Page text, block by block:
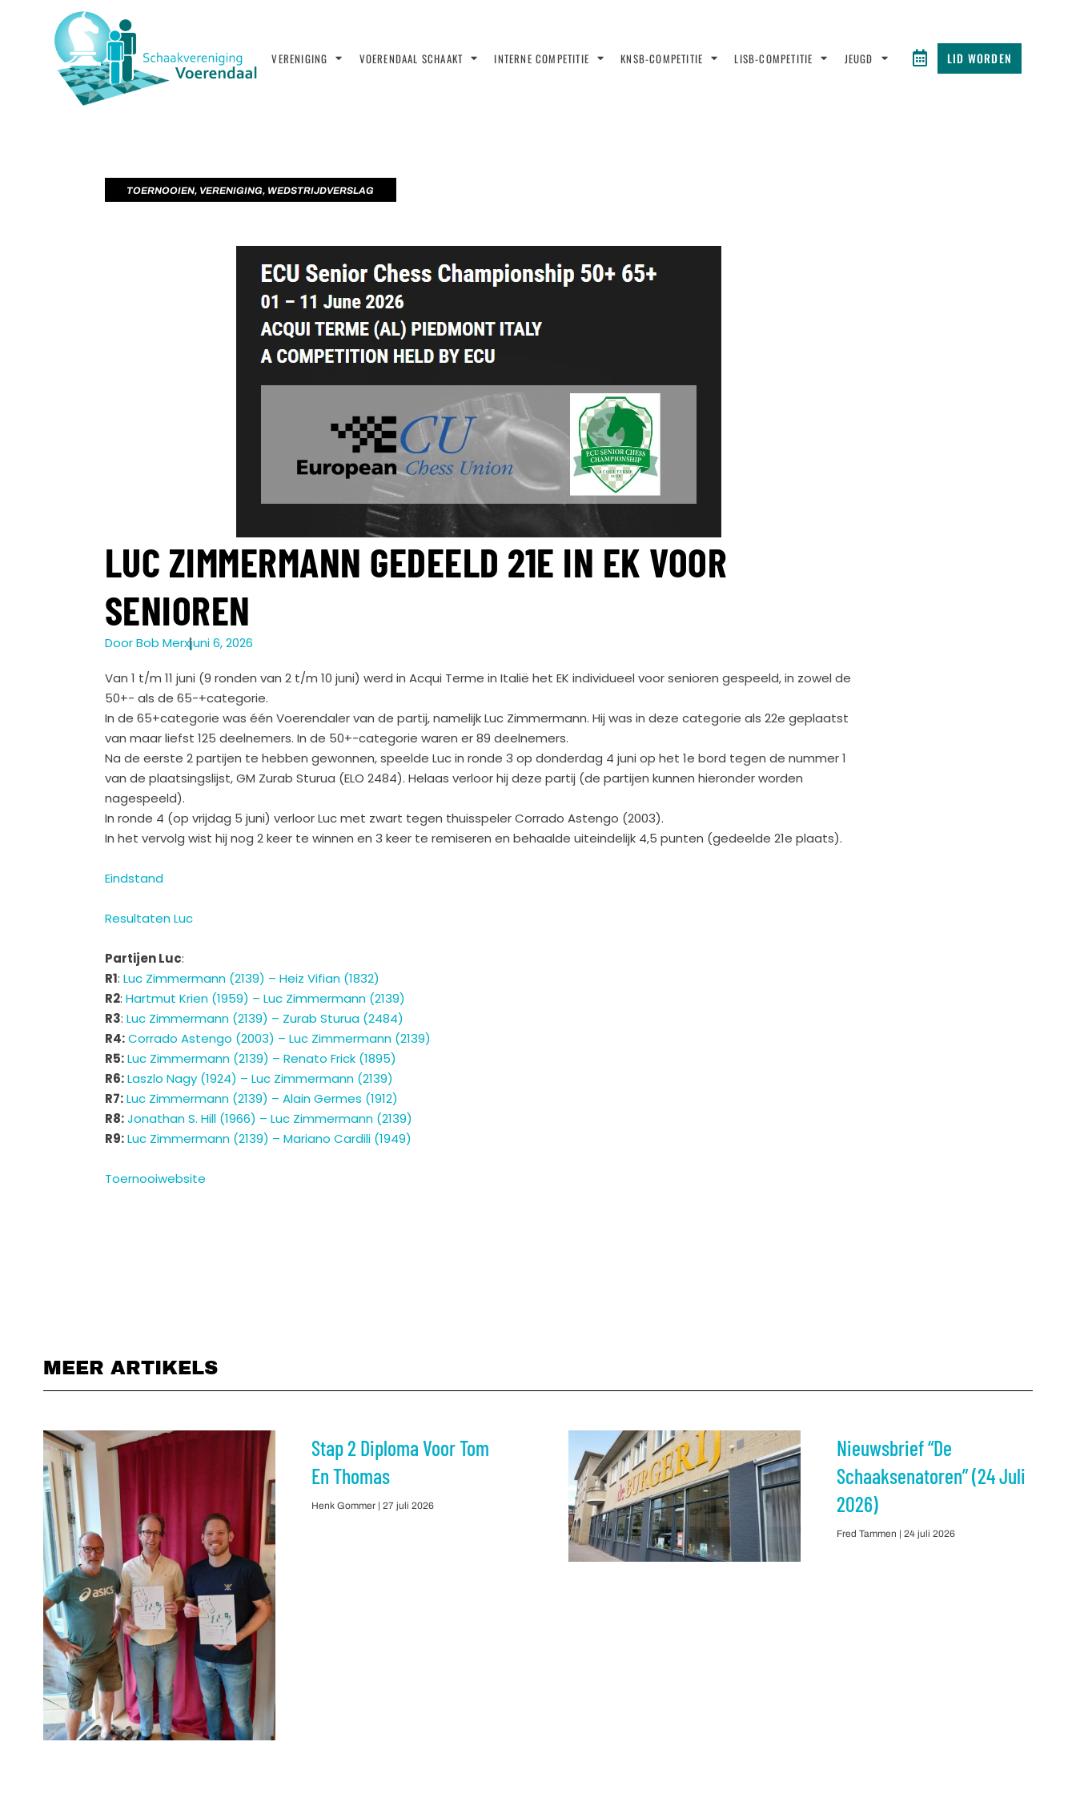
VERENIGING VOERENDAAL SCHAAKT INTERNE COMPETITIE KNSB-COMPETITIE LISB-COMPETITIE JEUGD LID WORDEN
TOERNOOIEN, VERENIGING, WEDSTRIJDVERSLAG
LUC ZIMMERMANN GEDEELD 21E IN EK VOOR
SENIOREN
DoorBob Merxjuni 6, 2026
Van 1 t/m 11 juni (9 ronden van 2 t/m 10 juni) werd in Acqui Terme in Italië het EK individueel voor senioren gespeeld, in zowel de
50+- als de 65-+categorie.
In de 65+categorie was één Voerendaler van de partij, namelijk Luc Zimmermann. Hij was in deze categorie als 22e geplaatst
van maar liefst 125 deelnemers. In de 50+-categorie waren er 89 deelnemers.
Na de eerste 2 partijen te hebben gewonnen, speelde Luc in ronde 3 op donderdag 4 juni op het 1e bord tegen de nummer 1
van de plaatsingslijst, GM Zurab Sturua (ELO 2484). Helaas verloor hij deze partij (de partijen kunnen hieronder worden
nagespeeld).
In ronde 4 (op vrijdag 5 juni) verloor Luc met zwart tegen thuisspeler Corrado Astengo (2003).
In het vervolg wist hij nog 2 keer te winnen en 3 keer te remiseren en behaalde uiteindelijk 4,5 punten (gedeelde 21e plaats).
Eindstand
Resultaten Luc
Partijen Luc:
R1: Luc Zimmermann (2139) – Heiz Vifian (1832)
R2: Hartmut Krien (1959) – Luc Zimmermann (2139)
R3: Luc Zimmermann (2139) – Zurab Sturua (2484)
R4: Corrado Astengo (2003) – Luc Zimmermann (2139)
R5: Luc Zimmermann (2139) – Renato Frick (1895)
R6: Laszlo Nagy (1924) – Luc Zimmermann (2139)
R7: Luc Zimmermann (2139) – Alain Germes (1912)
R8: Jonathan S. Hill (1966) – Luc Zimmermann (2139)
R9: Luc Zimmermann (2139) – Mariano Cardili (1949)
Toernooiwebsite
MEER ARTIKELS
Stap 2 Diploma Voor Tom
En Thomas
Henk Gommer 27 juli 2026
Nieuwsbrief “De
Schaaksenatoren” (24 Juli
2026)
Fred Tammen 24 juli 2026